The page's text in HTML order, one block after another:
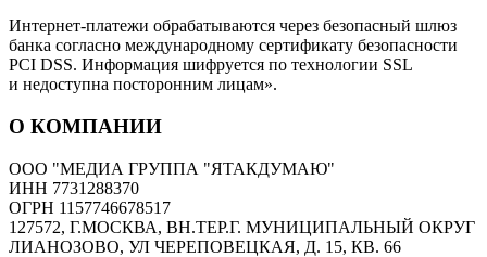
Интернет-платежи обрабатываются через безопасный шлюз
банка согласно международному сертификату безопасности
PCI DSS. Информация шифруется по технологии SSL
и недоступна посторонним лицам».
О КОМПАНИИ
ООО "МЕДИА ГРУППА "ЯТАКДУМАЮ"
ИНН 7731288370
ОГРН 1157746678517
127572, Г.МОСКВА, ВН.ТЕР.Г. МУНИЦИПАЛЬНЫЙ ОКРУГ
ЛИАНОЗОВО, УЛ ЧЕРЕПОВЕЦКАЯ, Д. 15, КВ. 66